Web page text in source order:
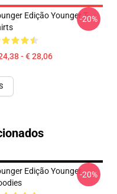
Edição Younger T-
- € 28,06
-20%
Edição Younger-20%